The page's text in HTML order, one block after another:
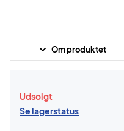
Om produktet
Udsolgt
Se lagerstatus